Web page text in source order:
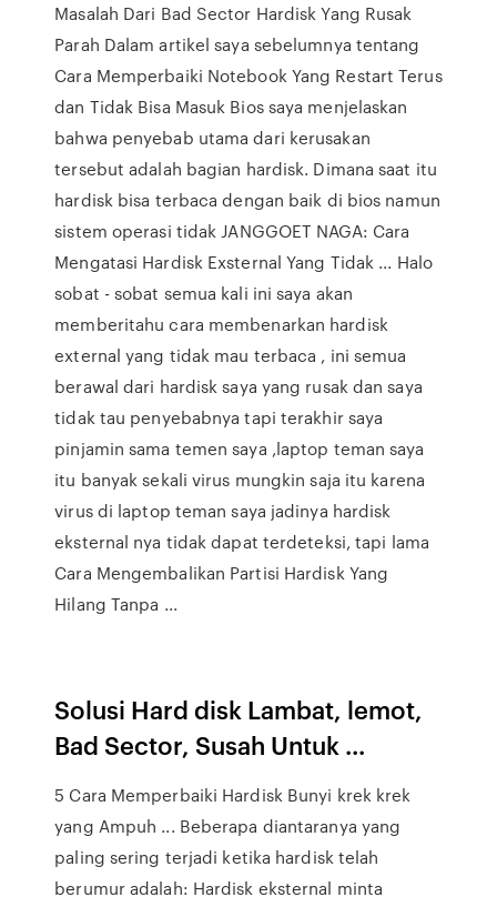
Masalah Dari Bad Sector Hardisk Yang Rusak
Parah Dalam artikel saya sebelumnya tentang
Cara Memperbaiki Notebook Yang Restart Terus
dan Tidak Bisa Masuk Bios saya menjelaskan
bahwa penyebab utama dari kerusakan
tersebut adalah bagian hardisk. Dimana saat itu
hardisk bisa terbaca dengan baik di bios namun
sistem operasi tidak JANGGOET NAGA: Cara
Mengatasi Hardisk Exsternal Yang Tidak ... Halo
sobat - sobat semua kali ini saya akan
memberitahu cara membenarkan hardisk
external yang tidak mau terbaca , ini semua
berawal dari hardisk saya yang rusak dan saya
tidak tau penyebabnya tapi terakhir saya
pinjamin sama temen saya ,laptop teman saya
itu banyak sekali virus mungkin saja itu karena
virus di laptop teman saya jadinya hardisk
eksternal nya tidak dapat terdeteksi, tapi lama
Cara Mengembalikan Partisi Hardisk Yang
Hilang Tanpa ...
Solusi Hard disk Lambat, lemot,
Bad Sector, Susah Untuk ...
5 Cara Memperbaiki Hardisk Bunyi krek krek
yang Ampuh ... Beberapa diantaranya yang
paling sering terjadi ketika hardisk telah
berumur adalah: Hardisk eksternal minta